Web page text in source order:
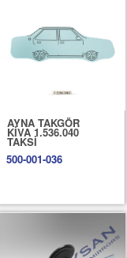
AYNA TAKGÖR
KİVA 1.536.040
TAKSİ
500-001-036